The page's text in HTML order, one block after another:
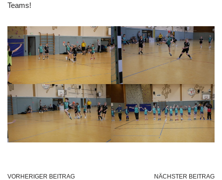
Teams!
VORHERIGER BEITRAG NÄCHSTER BEITRAG